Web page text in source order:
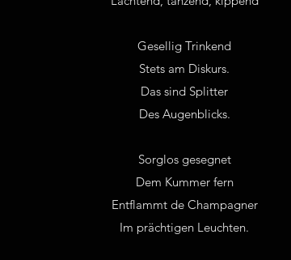
Gesellig Trinkend
Stets am Diskurs.
Das sind Splitter
Des Augenblicks.
Sorglos gesegnet
Dem Kummer fern
Entflammt de Champagner
Im prächtigen Leuchten.